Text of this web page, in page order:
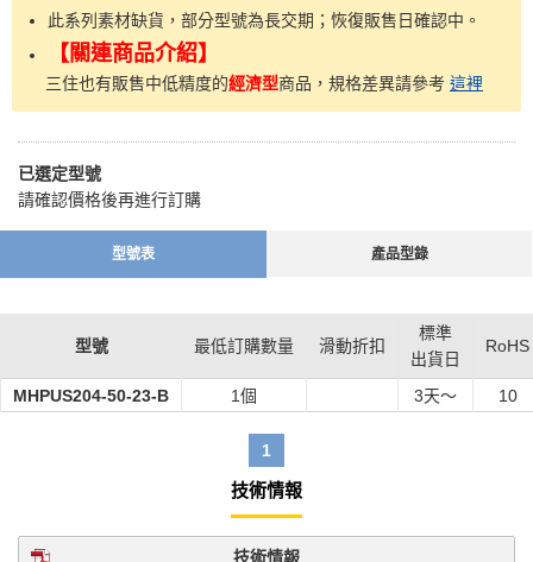
此系列素材缺貨，部分型號為長交期；恢復販售日確認中。
【關連商品介紹】
三住也有販售中低精度的經濟型商品，規格差異請參考 這裡
已選定型號
請確認價格後再進行訂購
型號表 產品型錄
型號 最低訂購數量 滑動折扣
標準
出貨日
RoHS
MHPUS204-50-23-B 1個 3天～ 10
1
技術情報
技術情報